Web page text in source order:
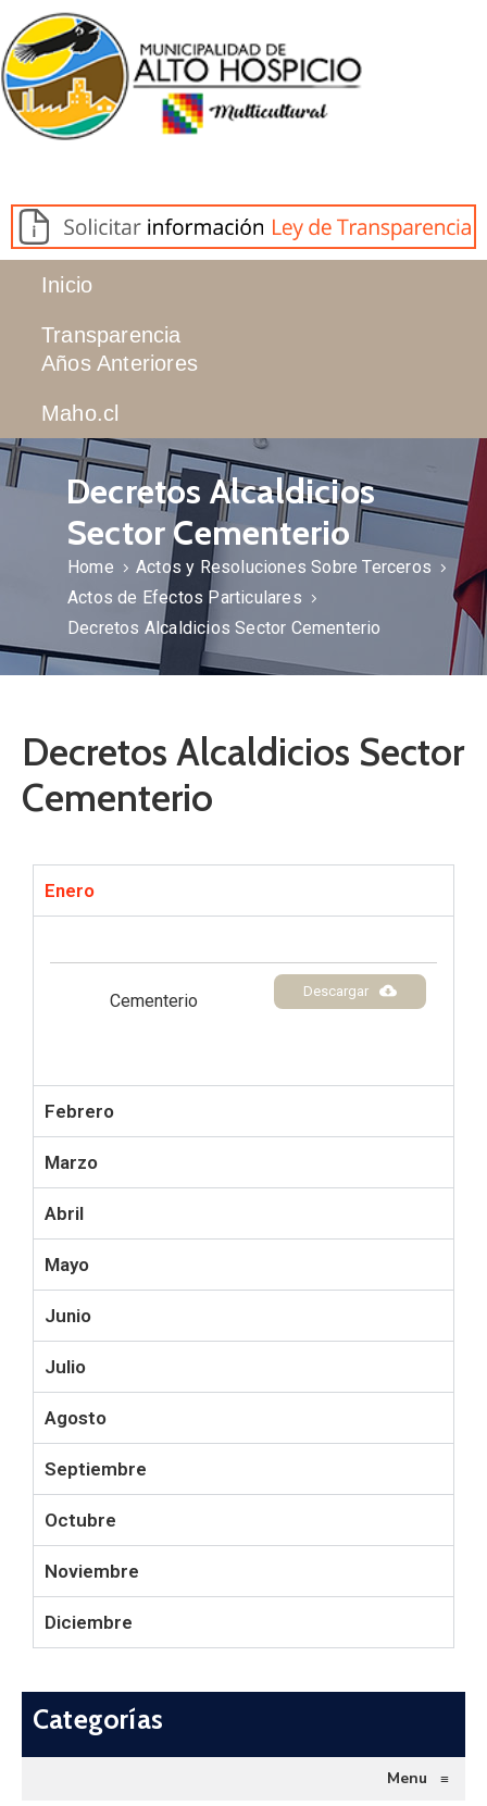
Inicio
Transparencia
Años Anteriores
Maho.cl
Decretos Alcaldicios
Sector Cementerio
Home
Actos y Resoluciones Sobre Terceros
Actos de Efectos Particulares
Decretos Alcaldicios Sector Cementerio
Decretos Alcaldicios Sector
Cementerio
Enero
Cementerio Descargar
Febrero
Marzo
Abril
Mayo
Junio
Julio
Agosto
Septiembre
Octubre
Noviembre
Diciembre
Categorías
Menu ≡